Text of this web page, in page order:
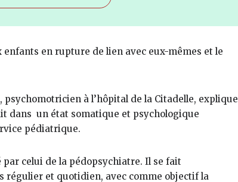
en rupture de lien avec eux-mêmes et le
psychomotricien à l’hôpital de la Citadelle, explique
dans un état somatique et psychologique
pédiatrique.
celui de la pédopsychiatre. Il se fait
régulier et quotidien, avec comme objectif la